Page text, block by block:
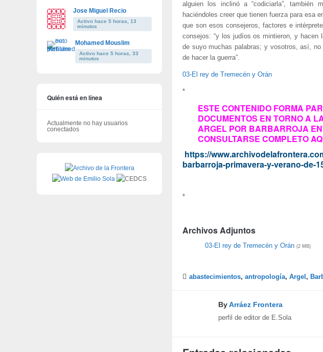
alguien los inclinó a “codiciarla”, también
haciéndoles creer que tienen fuerza para esa
que son esos consejeros, factores e
consejos: “y los judíos os mintieron, y hacen
de suyo muchas palabras; y vosotros, así,
de hacer la guerra”.
03-El rey de Tremecén y Orán
*
ESTE CONTENIDO FORMA
DOCUMENTOS EN TORNO A
ARGEL POR BARBARROJA
CONSULTARSE COMPLETO
https://
barbarroja-primavera-y-verano-de-
*
Archivos Adjuntos
03-El rey de Tremecén y Orán (2 MB)
abastecimientos, antropología, Argel ,
ByArráez Frontera
perfil de editor de E.Sola
Jose Miguel Recio
Activo hace 5 horas, 13
minutos
Mohamed Mouslim
Activo hace 5 horas, 33
minutos
Quién está en línea
Actualmente no hay usuarios
conectados